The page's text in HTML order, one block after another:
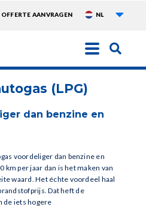
OFFERTE AANVRAGEN NL
(LPG)
dan benzine en
voordeliger dan benzine en
km per jaar dan is het maken van
waard. Het échte voordeel haal
Dat heft de
de iets hogere